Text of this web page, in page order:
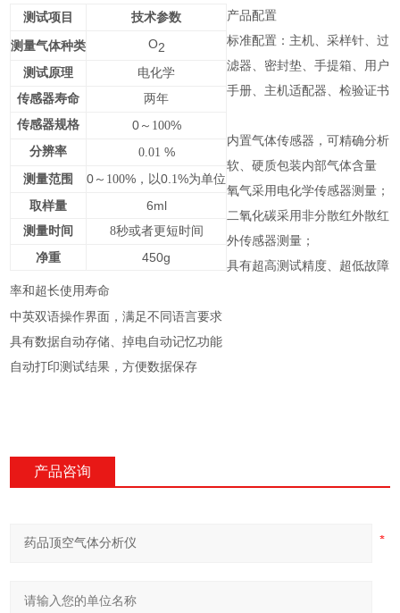
测试项目 技术参数
测量气体种类
O2
测试原理
电化学
传感器寿命
两年
传感器规格
0～ 100%
分辨率 0.01 %
测量范围 0～ 100% ，以0.1%为单位
取样量 6ml
测量时间 8秒或者更短时间
净重 450g
产品配置
标准配置：主机、采样针、过
滤器、密封垫、手提箱、用户
手册、主机适配器、检验证书
内置气体传感器，可精确分析
软、硬质包装内部气体含量
氧气采用电化学传感器测量；
二氧化碳采用非分散红外散红
外传感器测量；
具有超高测试精度、超低故障
率和超长使用寿命
中英双语操作界面 ，满足不同语言要求
具有数据自动存储、掉电自动记忆功能
自动打印测试结果，方便数据保存
产品咨询